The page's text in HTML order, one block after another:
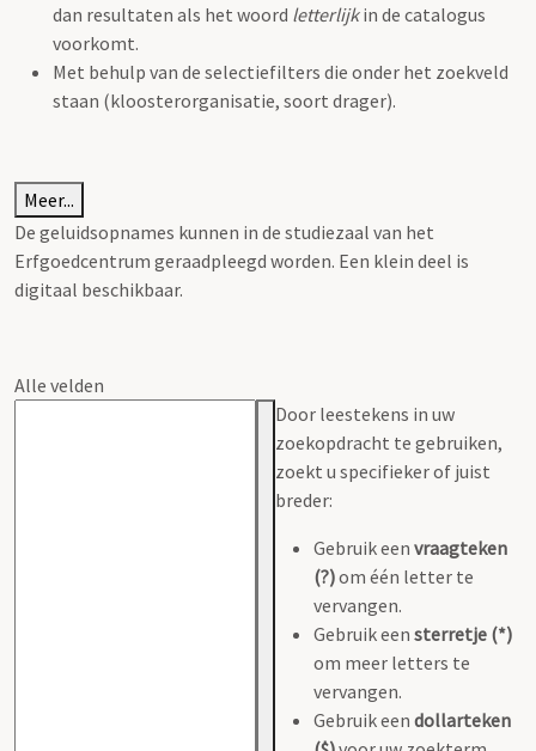
dan resultaten als het woord letterlijkin de catalogus
voorkomt.
Met behulp van de selectiefilters die onder het zoekveld
staan (kloosterorganisatie, soort drager).
Meer...
De geluidsopnames kunnen in de studiezaal van het
Erfgoedcentrum geraadpleegd worden. Een klein deel is
digitaal beschikbaar.
Alle velden
Door leestekens in uw
zoekopdracht te gebruiken,
zoekt u specifieker of juist
breder:
Gebruik een vraagteken
(?)om één letter te
vervangen.
Gebruik een sterretje (*)
om meer letters te
vervangen.
Gebruik een dollarteken